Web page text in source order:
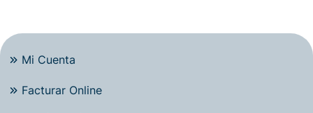
Mi Cuenta
Facturar Online